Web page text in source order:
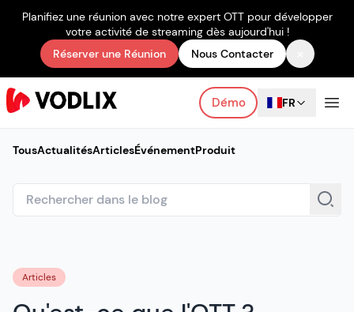
Planifiez une réunion avec notre expert OTT pour développer
votre activité de streaming dès aujourd'hui !
Réserver une Réunion
Nous Contacter
Démo FR
TousActualitésArticlesÉvénementProduit
Articles